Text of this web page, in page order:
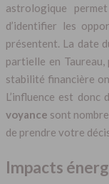
astrologique
d’identifier les
présentent. La date
partielle en
stabilité financière
L’influence est
voyance sont
de prendre votre
Impacts